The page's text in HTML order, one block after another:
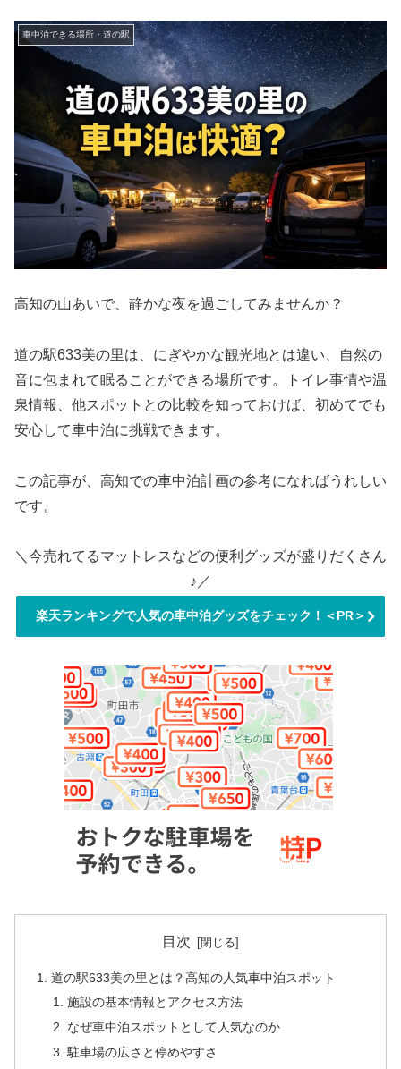
車中泊できる場所・道の駅
高知の山あいで、静かな夜を過ごしてみませんか？
道の駅633美の里は、にぎやかな観光地とは違い、自然の
音に包まれて眠ることができる場所です。トイレ事情や温
泉情報、他スポットとの比較を知っておけば、初めてでも
安心して車中泊に挑戦できます。
この記事が、高知での車中泊計画の参考になればうれしい
です。
＼今売れてるマットレスなどの便利グッズが盛りだくさん
♪／
楽天ランキングで人気の車中泊グッズをチェック！＜PR＞
目次
道の駅633美の里とは？高知の人気車中泊スポット
施設の基本情報とアクセス方法
なぜ車中泊スポットとして人気なのか
駐車場の広さと停めやすさ